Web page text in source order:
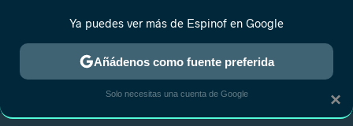
ESTRENOS REALITY ANIME RANKINGS CINE
×
Ya puedes ver más de Espinof en Google
Añádenos como fuente preferida
Solo necesitas una cuenta de Google